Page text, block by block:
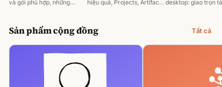
và gói phù hợp, những
hiệu quả, Projects, Artifacts desktop: giao trọn
Sản phẩm cộng đồng Tất cả